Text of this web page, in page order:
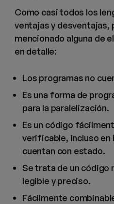
Como casi todos los
ventajas y desventajas,
mencionado alguna de
en detalle:
Los programas no
Es una forma de
para la paralelización.
Es un código
verificable, incluso en
cuentan con estado.
Se trata de un código
legible y preciso.
Fácilmente